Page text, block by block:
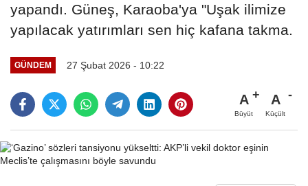
yapandı. Güneş, Karaoba'ya "Uşak ilimize
yapılacak yatırımları sen hiç kafana takma.
GÜNDEM 27 Şubat 2026 - 10:22
A
Büyüt
A
Küçült